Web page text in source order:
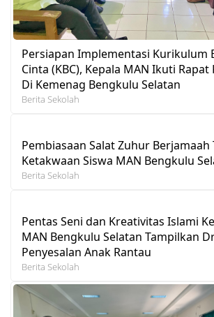
Persiapan Implementasi Kurikulum
Cinta (KBC), Kepala MAN Ikuti
Di Kemenag Bengkulu Selatan
Berita Sekolah
Pembiasaan Salat Zuhur
Ketakwaan Siswa MAN Bengkulu
Berita Sekolah
Pentas Seni dan Kreativitas Islami
MAN Bengkulu Selatan Tampilkan
Penyesalan Anak Rantau
Berita Sekolah